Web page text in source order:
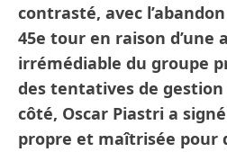
contrasté, avec
45e tour en raison d’une
irrémédiable du groupe
des tentatives de gestion
côté, Oscar Piastri a
propre et maîtrisée pour